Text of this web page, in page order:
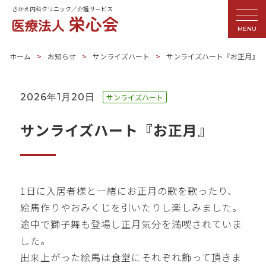
MENU
さかえ内科クリニック／介護サービス
ホーム お知らせ サンライズハート サンライズハート『お正月』
2026年1月20日 サンライズハート
サンライズハート『お正月』
1日に入居者様と一緒にお正月の歌を歌ったり、
絵馬作りやおみくじを引いたりし楽しみました。
途中で獅子舞も登場し正月気分を満喫されていま
した。
出来上がった絵馬は食堂にそれぞれ飾って頂きま